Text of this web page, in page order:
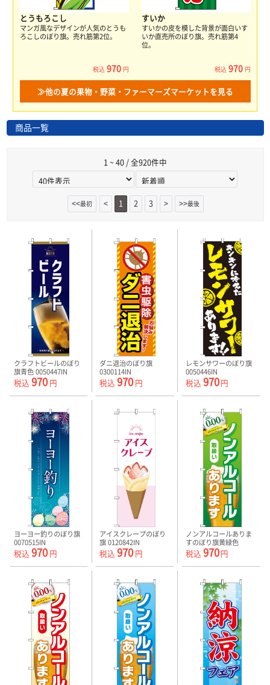
とうもろこし
マンガ風なデザインが人気のとうも
ろこしのぼり旗。売れ筋第2位。
税込 970 円
すいか
すいかの皮を模した背景が面白いす
いか直売所のぼり旗。売れ筋第4
位。
税込 970 円
≫他の夏の果物・野菜・ファーマーズマーケットを見る
商品一覧
1 ~ 40 / 全920件中
<<最初 < 1 2 3 > >>最後
クラフトビールのぼり
旗青色 0050447IN
税込 970 円
ダニ退治のぼり旗
0300114IN
税込 970円
レモンサワーのぼり旗
0050446IN
税込 970円
ヨーヨー釣りのぼり旗
0070515IN
税込 970 円
アイスクレープのぼり
旗 0120842IN
税込 970円
ノンアルコールありま
すのぼり旗黄緑色
0050443IN
税込 970円